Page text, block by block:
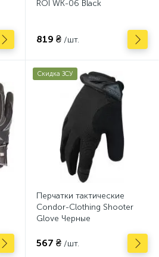
ROI WK-06 Black
819 ₴ /шт.
Скидка ЗСУ
Перчатки тактические
Condor-Clothing Shooter
Glove Черные
567 ₴ /шт.